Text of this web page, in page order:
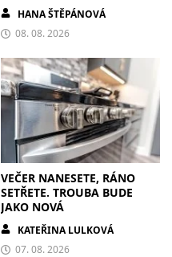
HANA ŠTĚPÁNOVÁ
08. 08. 2026
VEČER NANESETE, RÁNO
SETŘETE. TROUBA BUDE
JAKO NOVÁ
KATEŘINA LULKOVÁ
07. 08. 2026